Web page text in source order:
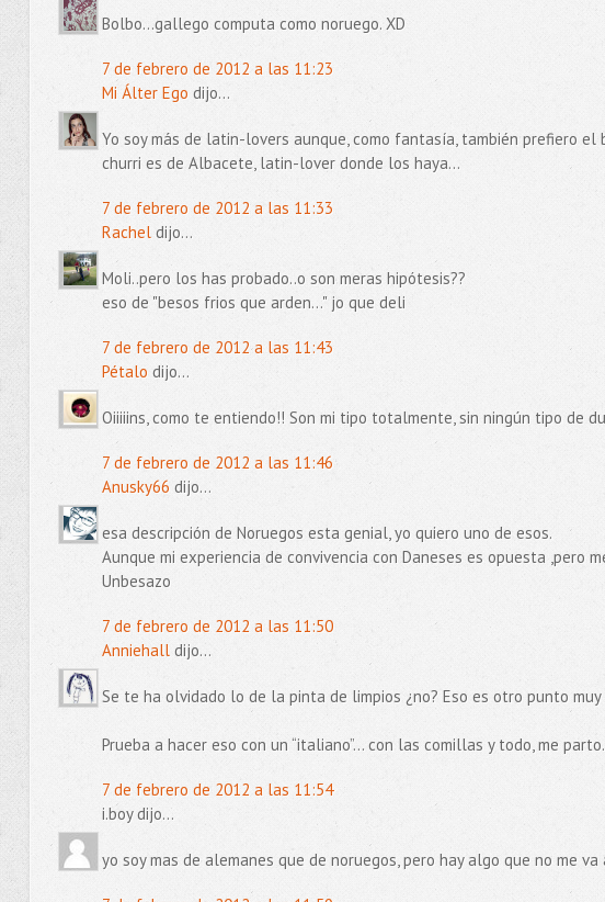
Bolbo...gallego computa como noruego. XD
7 de febrero de 2012 a las 11:23
Mi Álter Ego dijo...
Yo soy más de latin-lovers aunque, como fantasía, también prefiero
churri es de Albacete, latin-lover donde los haya...
7 de febrero de 2012 a las 11:33
Racheldijo...
Moli..pero los has probado..o son meras hipótesis??
eso de "besos frios que arden..." jo que deli
7 de febrero de 2012 a las 11:43
Pétalo dijo...
Oiiiiins, como te entiendo!! Son mi tipo totalmente, sin ningún tipo de
7 de febrero de 2012 a las 11:46
Anusky66 dijo...
esa descripción de Noruegos esta genial, yo quiero uno de esos.
Aunque mi experiencia de convivencia con Daneses es opuesta ,pero
Unbesazo
7 de febrero de 2012 a las 11:50
Anniehalldijo...
Se te ha olvidado lo de la pinta de limpios ¿no? Eso es otro punto muy
Prueba a hacer eso con un “italiano”… con las comillas y todo, me parto.
7 de febrero de 2012 a las 11:54
i.boy dijo...
yo soy mas de alemanes que de noruegos, pero hay algo que no me